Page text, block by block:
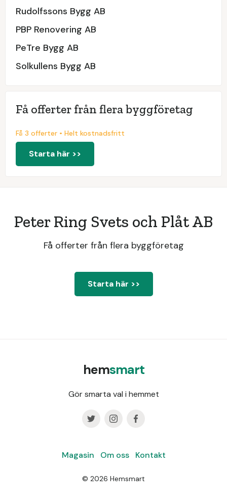
Rudolfssons Bygg AB
PBP Renovering AB
PeTre Bygg AB
Solkullens Bygg AB
Få offerter från flera byggföretag
Få 3 offerter • Helt kostnadsfritt
Starta här >>
Peter Ring Svets och Plåt AB
Få offerter från flera byggföretag
Starta här >>
hemsmart
Gör smarta val i hemmet
Magasin Om oss Kontakt
© 2026 Hemsmart